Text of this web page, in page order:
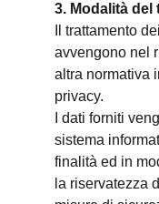
3. Modalità del
Il trattamento
avvengono nel
altra normativa
privacy.
I dati forniti
sistema
finalità ed in
la riservatezza